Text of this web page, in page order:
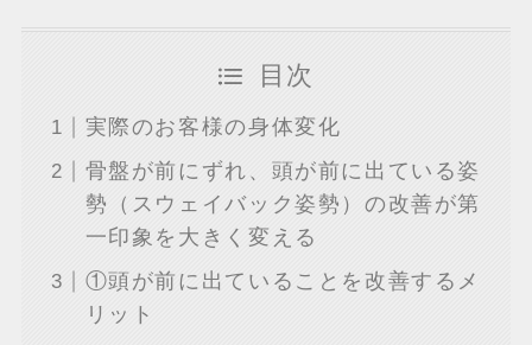
目次
実際のお客様の身体変化
骨盤が前にずれ、頭が前に出ている姿
勢（スウェイバック姿勢）の改善が第
一印象を大きく変える
①頭が前に出ていることを改善するメ
リット